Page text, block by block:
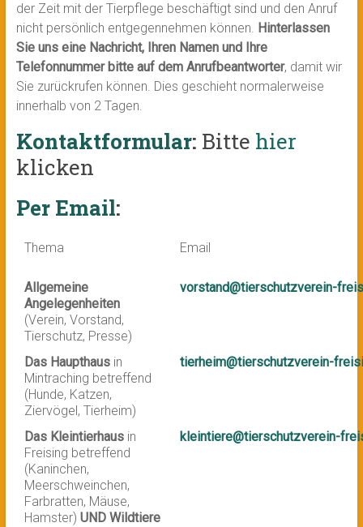
der Zeit mit der Tierpflege beschäftigt sind und den Anruf
nicht persönlich entgegennehmen können. Hinterlassen
Sie uns eine Nachricht, Ihren Namen und Ihre
Telefonnummer bitte auf dem Anrufbeantworter, damit wir
Sie zurückrufen können. Dies geschieht normalerweise
innerhalb von 2 Tagen.
Kontaktformular: Bitte hier
klicken
Per Email:
Thema Email
Allgemeine
Angelegenheiten
(Verein, Vorstand,
Tierschutz, Presse)
vorstand@tierschutzverein-
Das Haupthausin
Mintraching betreffend
(Hunde, Katzen,
Ziervögel, Tierheim)
tierheim@tierschutzverein-
Das Kleintierhausin
Freising betreffend
(Kaninchen,
Meerschweinchen,
Farbratten, Mäuse,
Hamster) UND Wildtiere
kleintiere@tierschutzverein-